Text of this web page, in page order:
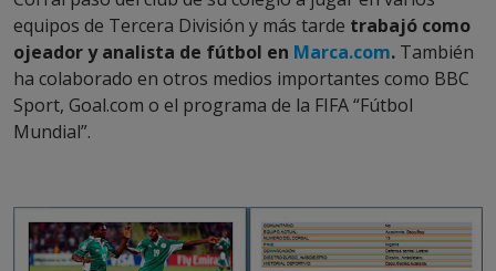
equipos de Tercera División y más tarde trabajó como
ojeador y analista de fútbol en Marca.com. También
ha colaborado en otros medios importantes como BBC
Sport, Goal.com o el programa de la FIFA “Fútbol
Mundial”.